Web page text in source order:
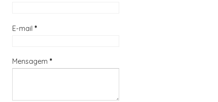
E-mail *
Mensagem *